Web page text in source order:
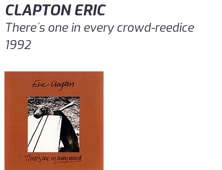
CLAPTON ERIC
There´s one in every crowd-reedice
1992